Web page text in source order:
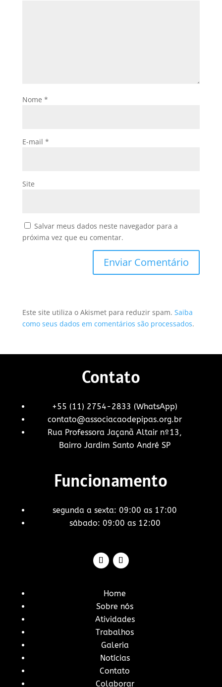
Nome *
E-mail *
Site
Salvar meus dados neste navegador para a
próxima vez que eu comentar.
Este site utiliza o Akismet para reduzir spam. Saiba
como seus dados em comentários são processados.
Contato
+55 (11) 2754-2833 (WhatsApp)
contato@associacaodepipas.org.br
Rua Professora Jaçanã Altair nº13,
Bairro Jardim Santo André SP
Funcionamento
segunda a sexta: 09:00 as 17:00
sábado: 09:00 as 12:00
Home
Sobre nós
Atividades
Trabalhos
Galeria
Notícias
Contato
Colaborar